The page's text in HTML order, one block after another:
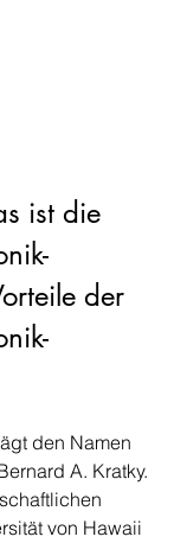
ist die
der
den Namen
A. Kratky.
von Hawaii